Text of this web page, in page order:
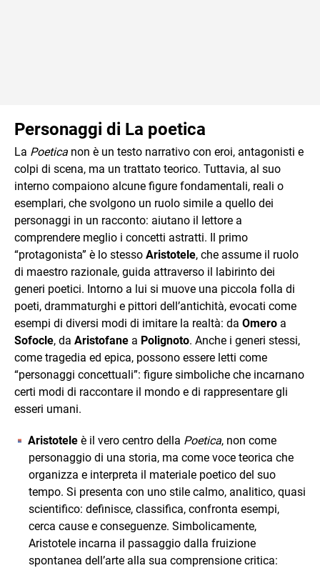
Personaggi di La poetica
La Poetica non è un testo narrativo con eroi, antagonisti e
colpi di scena, ma un trattato teorico. Tuttavia, al suo
interno compaiono alcune figure fondamentali, reali o
esemplari, che svolgono un ruolo simile a quello dei
personaggi in un racconto: aiutano il lettore a
comprendere meglio i concetti astratti. Il primo
“protagonista” è lo stesso Aristotele, che assume il ruolo
di maestro razionale, guida attraverso il labirinto dei
generi poetici. Intorno a lui si muove una piccola folla di
poeti, drammaturghi e pittori dell’antichità, evocati come
esempi di diversi modi di imitare la realtà: da Omero a
Sofocle, da Aristofane a Polignoto. Anche i generi stessi,
come tragedia ed epica, possono essere letti come
“personaggi concettuali”: figure simboliche che incarnano
certi modi di raccontare il mondo e di rappresentare gli
esseri umani.
Aristotele è il vero centro della Poetica, non come
personaggio di una storia, ma come voce teorica che
organizza e interpreta il materiale poetico del suo
tempo. Si presenta con uno stile calmo, analitico, quasi
scientifico: definisce, classifica, confronta esempi,
cerca cause e conseguenze. Simbolicamente,
Aristotele incarna il passaggio dalla fruizione
spontanea dell’arte alla sua comprensione critica: